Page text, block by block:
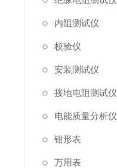
内阻测试仪
校验仪
安装测试仪
接地电阻测试仪
电能质量分析仪
钳形表
万用表